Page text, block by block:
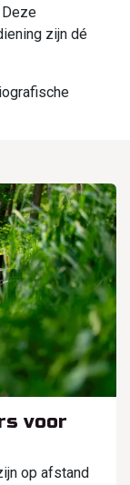
zijn dé
voor
op afstand